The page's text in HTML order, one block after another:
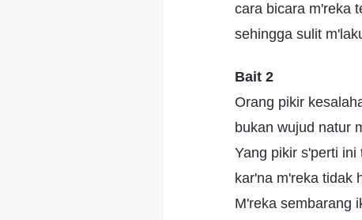
cara bicara m'reka
sehingga sulit
Bait 2
Orang pikir
bukan wujud natur
Yang pikir s'perti ini
kar'na m'reka tidak
M'reka sembarang